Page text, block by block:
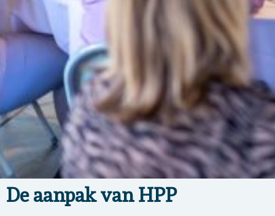
De aanpak van HPP